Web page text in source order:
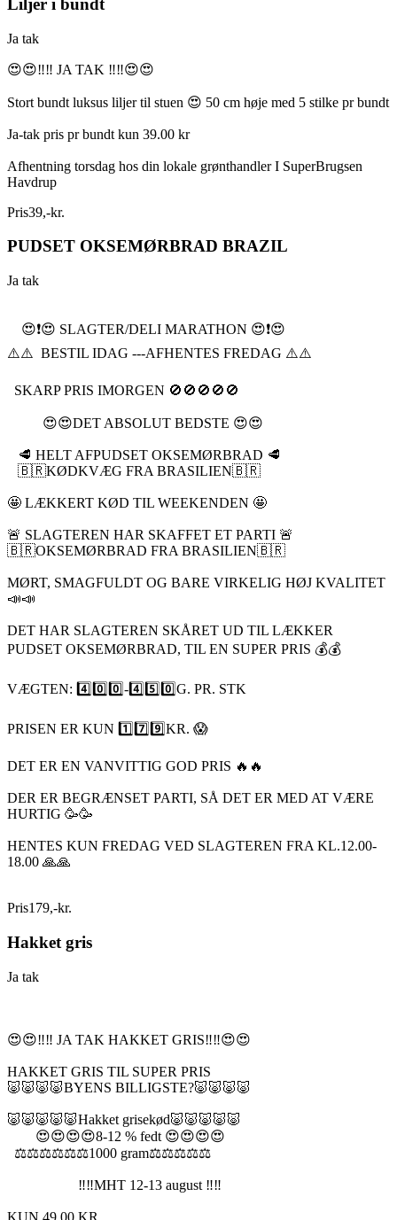
Liljer i bundt
Ja tak
😍😍‼️‼️ JA TAK ‼️‼️😍😍
Stort bundt luksus liljer til stuen 😍 50 cm høje med 5 stilke pr bundt
Ja-tak pris pr bundt kun 39.00 kr
Afhentning torsdag hos din lokale grønthandler I SuperBrugsen
Havdrup
Pris39,-kr.
PUDSET OKSEMØRBRAD BRAZIL
Ja tak
😍❗️😍 SLAGTER/DELI MARATHON 😍❗️😍
⚠️⚠️ BESTIL IDAG ---AFHENTES FREDAG ⚠️⚠️
SKARP PRIS IMORGEN 🚫🚫🚫🚫🚫
😍😍DET ABSOLUT BEDSTE 😍😍
🥩 HELT AFPUDSET OKSEMØRBRAD 🥩
🇧🇷KØDKVÆG FRA BRASILIEN🇧🇷
🤩 LÆKKERT KØD TIL WEEKENDEN 🤩
🚨 SLAGTEREN HAR SKAFFET ET PARTI 🚨
🇧🇷OKSEMØRBRAD FRA BRASILIEN🇧🇷
MØRT, SMAGFULDT OG BARE VIRKELIG HØJ KVALITET
📣📣
DET HAR SLAGTEREN SKÅRET UD TIL LÆKKER
PUDSET OKSEMØRBRAD, TIL EN SUPER PRIS 💰💰
VÆGTEN: 4️⃣0️⃣0️⃣-4️⃣5️⃣0️⃣G. PR. STK
PRISEN ER KUN 1️⃣7️⃣9️⃣KR. 😱
DET ER EN VANVITTIG GOD PRIS 🔥🔥
DER ER BEGRÆNSET PARTI, SÅ DET ER MED AT VÆRE
HURTIG 🥳🥳
HENTES KUN FREDAG VED SLAGTEREN FRA KL.12.00-
18.00 🙏🙏
Pris179,-kr.
Hakket gris
Ja tak
😍😍‼️‼️ JA TAK HAKKET GRIS‼️‼️😍😍
HAKKET GRIS TIL SUPER PRIS
🐷🐷🐷🐷BYENS BILLIGSTE?🐷🐷🐷🐷
🐷🐷🐷🐷🐷Hakket grisekød🐷🐷🐷🐷🐷
😍😍😍😍8-12 % fedt 😍😍😍😍
⚖️⚖️⚖️⚖️⚖️⚖️1000 gram⚖️⚖️⚖️⚖️⚖️
‼️‼️MHT 12-13 august ‼️‼️
KUN 49,00 KR.